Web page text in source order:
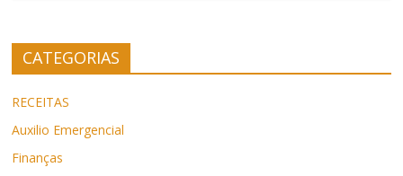
CATEGORIAS
RECEITAS
Auxilio Emergencial
Finanças